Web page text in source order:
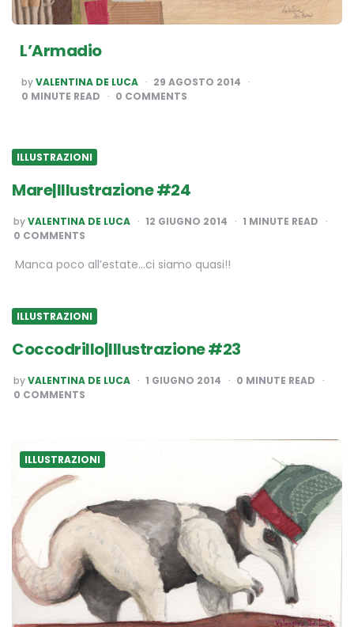
L’Armadio
POSTED
BY
byVALENTINA DE LUCA
29 AGOSTO 2014
0 MINUTE READ 0 COMMENTS
ILLUSTRAZIONI
Mare|Illustrazione #24
POSTED
BY
byVALENTINA DE LUCA 12 GIUGNO 2014 1 MINUTE READ
0 COMMENTS
Manca poco all’estate…ci siamo quasi!!
ILLUSTRAZIONI
Coccodrillo|Illustrazione #23
POSTED
BY
byVALENTINA DE LUCA 1 GIUGNO 2014 0 MINUTE READ
0 COMMENTS
ILLUSTRAZIONI